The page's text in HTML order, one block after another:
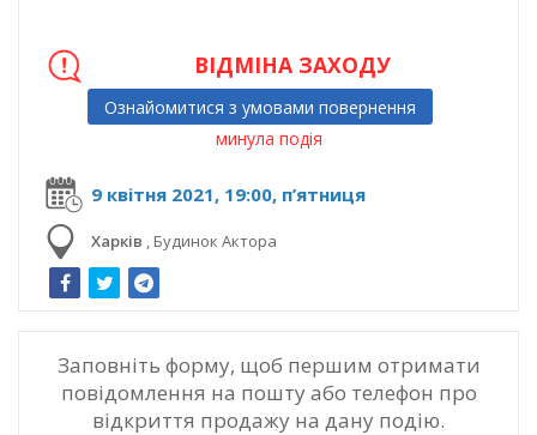
9 квітня 2021, 19:00, п’ятниця
Харків Будинок Актора
ВІДМІНА ЗАХОДУ
Ознайомитися з умовами повернення
минула подія
Заповніть форму, щоб першим отримати
повідомлення на пошту або телефон про
відкриття продажу на дану подію.